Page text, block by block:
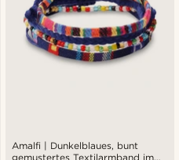
Amalfi | Dunkelblaues, bunt
gemustertes Textilarmband im